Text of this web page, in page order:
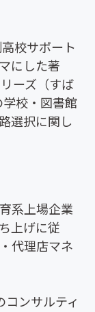
校サポート
にした著
ーズ（すば
校・図書館
選択に関し
系上場企業
上げに従
代理店マネ
ンサルティ